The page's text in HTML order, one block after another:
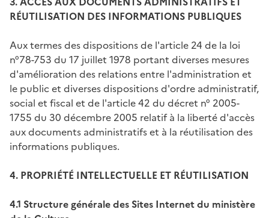
RÉUTILISATION DES INFORMATIONS PUBLIQUES
Aux termes des dispositions de l'article 24 de la loi
n°78-753 du 17 juillet 1978 portant diverses mesures
d'amélioration des relations entre l'administration et
le public et diverses dispositions d'ordre administratif,
social et fiscal et de l'article 42 du décret n° 2005-
1755 du 30 décembre 2005 relatif à la liberté d'accès
aux documents administratifs et à la réutilisation des
informations publiques.
4. PROPRIÉTÉ INTELLECTUELLE ET RÉUTILISATION
4.1 Structure générale des Sites Internet du ministère